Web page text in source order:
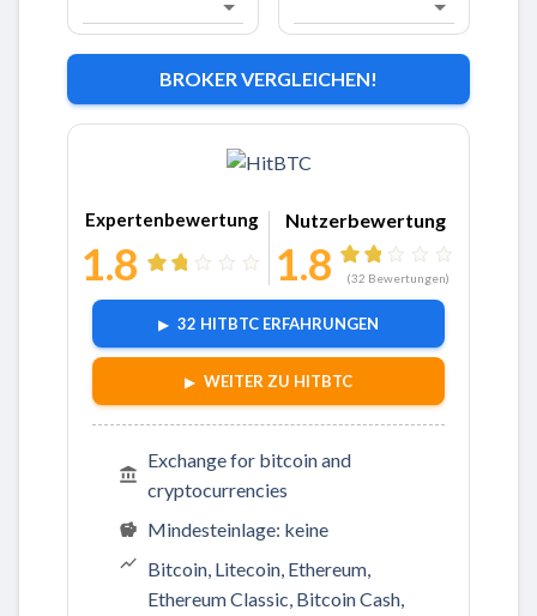
BROKER VERGLEICHEN!
Zu HitBTC
Expertenbewertung
1.8
Nutzerbewertung
1.8 (32 Bewertungen)
32 HITBTC ERFAHRUNGEN
WEITER ZU HITBTC
Exchange for bitcoin and
cryptocurrencies
Mindesteinlage: keine
Bitcoin, Litecoin, Ethereum,
Ethereum Classic, Bitcoin Cash,